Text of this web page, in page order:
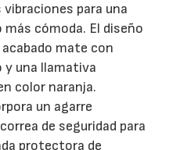
para una
más cómoda. El diseño
mate con
y una llamativa
color naranja.
un agarre
de seguridad para
protectora de